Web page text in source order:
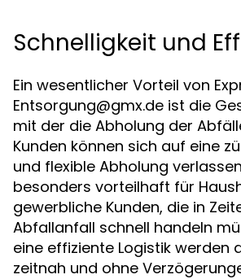
Schnelligkeit und
Ein wesentlicher Vorteil von
Entsorgung@gmx.de ist die
mit der die Abholung der
Kunden können sich auf eine
und flexible Abholung
besonders vorteilhaft für
gewerbliche Kunden, die in
Abfallanfall schnell handeln
eine effiziente Logistik werden
zeitnah und ohne